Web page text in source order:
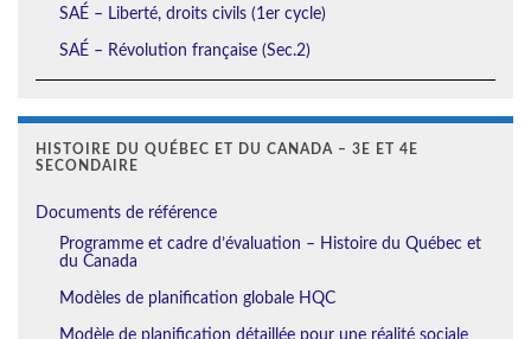
SAÉ – Liberté, droits civils (1er cycle)
SAÉ – Révolution française (Sec.2)
HISTOIRE DU QUÉBEC ET DU CANADA – 3E ET 4E
SECONDAIRE
Documents de référence
Programme et cadre d’évaluation – Histoire du Québec et
du Canada
Modèles de planification globale HQC
Modèle de planification détaillée pour une réalité sociale